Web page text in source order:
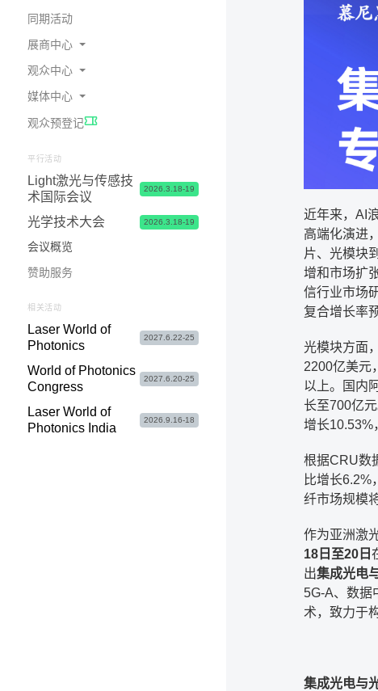
同期活动
展商中心
为何参展
预定展位
展商中心 & 参展申请常见问题
展台 & 市场推广服务
物流&签证服务
联系我们
观众中心
在线会刊
交通指南
酒店食宿
签证服务
参观咨询&常见问题
媒体中心
展会新闻
照片与视频
合作媒体
媒体联络
观众预登记
平行活动
Light激光与传感技
术国际会议
2026.3.18-19
光学技术大会 2026.3.18-19
会议概览
赞助服务
相关活动
Laser World of
Photonics
2027.6.22-25
World of Photonics
Congress
2027.6.20-25
Laser World of
Photonics India
2026.9.16-18
近年来，AI
高端化演进
片、光模块
增和市场扩
信行业市场
复合增长率
光模块方面
2200亿美元
以上。国内
长至700亿
增长10.53%
根据CRU数
比增长6.2%
纤市场规模
作为亚洲激
18日至20日
出集成光电
5G-A、数据
术，致力于
集成光电与